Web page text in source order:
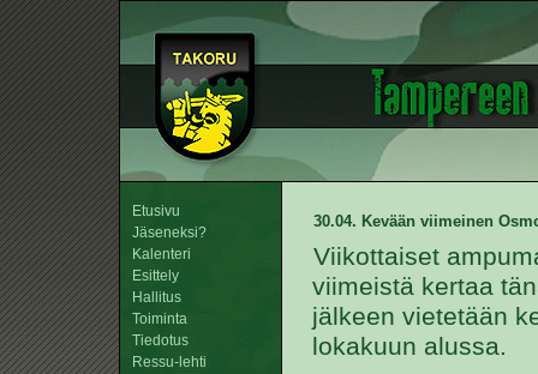
Etusivu
Jäseneksi?
Kalenteri
Esittely
Hallitus
Toiminta
Tiedotus
Ressu-lehti
30.04. Kevään viimeinen
Viikottaiset
viimeistä kertaa
jälkeen vietetään
lokakuun alussa.